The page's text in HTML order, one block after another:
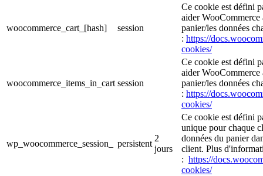
woocommerce_cart_[hash] session
Ce cookie est défini
aider WooCommerce
panier/les données
: https://
cookies/
woocommerce_items_in_cart session
Ce cookie est défini
aider WooCommerce
panier/les données
: https://
cookies/
wp_woocommerce_session_ persistent
2
jours
Ce cookie est défini
unique pour chaque
données du panier
client. Plus
: https://
cookies/